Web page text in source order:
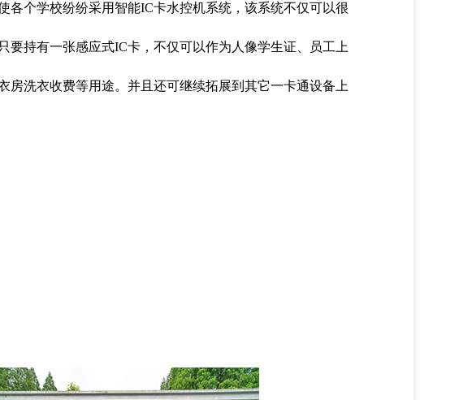
各个学校纷纷采用智能IC卡水控机系统，该系统不仅可以很
持有一张感应式IC卡，不仅可以作为人像学生证、员工上
洗衣收费等用途。并且还可继续拓展到其它一卡通设备上